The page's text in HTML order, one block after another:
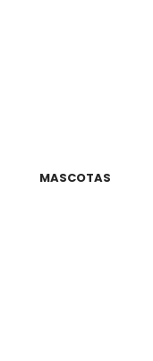
MASCOTAS